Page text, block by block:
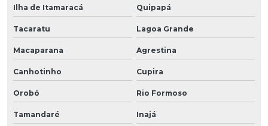
Ilha de Itamaracá Quipapá
Tacaratu Lagoa Grande
Macaparana Agrestina
Canhotinho Cupira
Orobó Rio Formoso
Tamandaré Inajá